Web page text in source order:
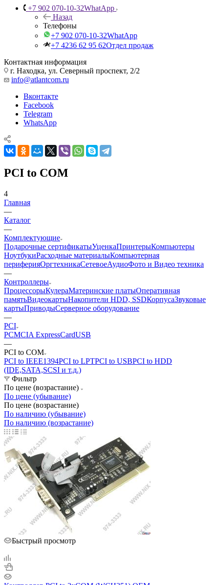
+7 902 070-10-32WhatApp
Назад
Телефоны
+7 902 070-10-32WhatApp
+7 4236 62 95 62Отдел продаж
Контактная информация
г. Находка, ул. Северный проспект, 2/2
info@atlantcom.ru
Вконтакте
Facebook
Telegram
WhatsApp
PCI to COM
4
Главная
—
Каталог
—
Комплектующие
Подарочные сертификатыУценкаПринтерыКомпьютеры
НоутбукиРасходные материалыКомпьютерная
периферияОргтехникаСетевоеАудиоФото и Видео техника
—
Контроллеры
ПроцессорыКулераМатеринские платыОперативная
памятьВидеокартыНакопители HDD, SSDКорпусаЗвуковые
картыПриводыCерверное оборудование
—
PCI
PCMCIA ExpressCardUSB
—
PCI to COM
PCI to IEEE1394PCI to LPTPCI to USBPCI to HDD
(IDE,SATA,SCSI и т.д.)
Фильтр
По цене (возрастание)
По цене (убывание)
По цене (возрастание)
По наличию (убывание)
По наличию (возрастание)
Быстрый просмотр